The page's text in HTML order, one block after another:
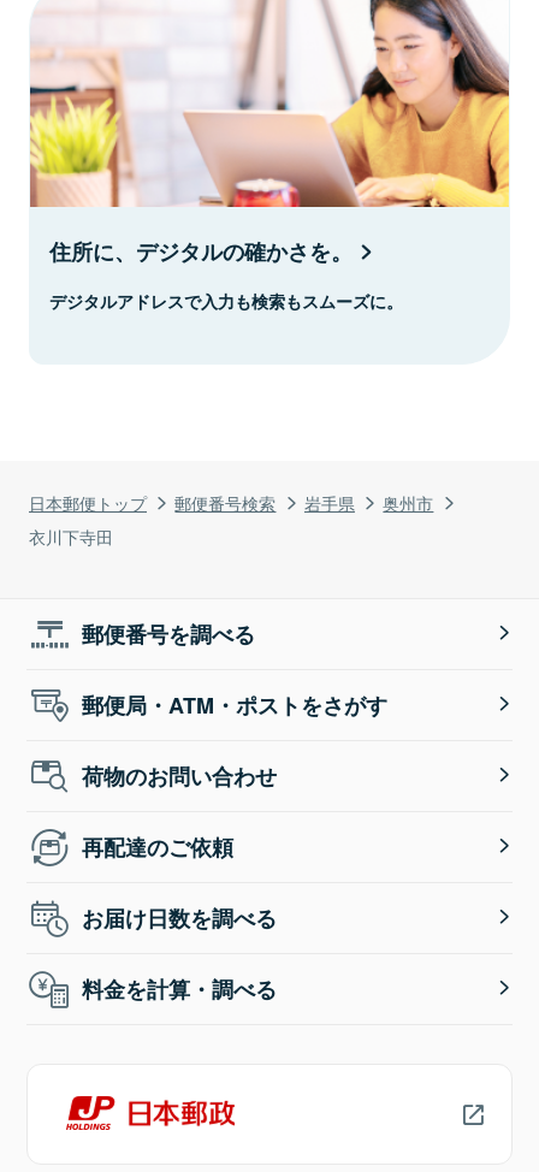
日本郵便トップ 郵便番号検索 岩手県
奥州市
衣川下寺田
住所に、デジタルの確かさを。
デジタルアドレスで入力も検索もスムーズに。
郵便番号を調べる
郵便局・ATM・ポストをさがす
荷物のお問い合わせ
再配達のご依頼
お届け日数を調べる
料金を計算・調べる